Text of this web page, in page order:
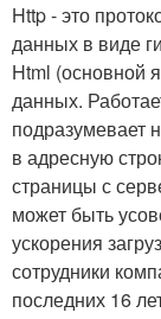
Http - это
данных в виде
Html (основной
данных.
подразумевает
в адресную
страницы с
может быть
ускорения
сотрудники
последних 16